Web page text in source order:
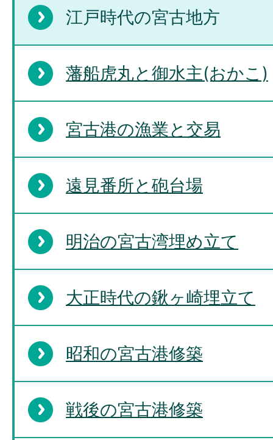
江戸時代の宮古地方
藩船虎丸と御水主(おかこ)
宮古港の漁業と交易
遠見番所と砲台場
明治の宮古湾埋め立て
大正時代の鍬ヶ崎埋立て
昭和の宮古港修築
戦後の宮古港修築